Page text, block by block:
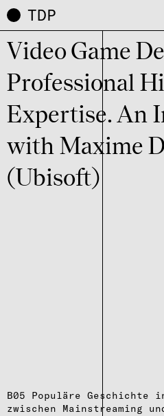
TDP
Video Game
Profes­si­o­nal
Exper­tise. An
with Maxime
(Ubisoft)
B05 Populäre
zwischen Mainstreaming